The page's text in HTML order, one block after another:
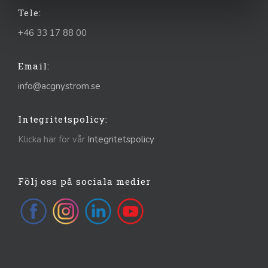
Tele:
+46 33 17 88 00
Email:
info@acgnystrom.se
Integritetspolicy:
Klicka här för vår Integritetspolicy
Följ oss på sociala medier